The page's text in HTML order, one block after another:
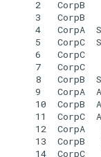
2   CorpB
3   CorpB
4   CorpA
5   CorpC
6   CorpC
7   CorpC
8   CorpB
9   CorpA
10  CorpB
11  CorpC
12  CorpA
13  CorpB